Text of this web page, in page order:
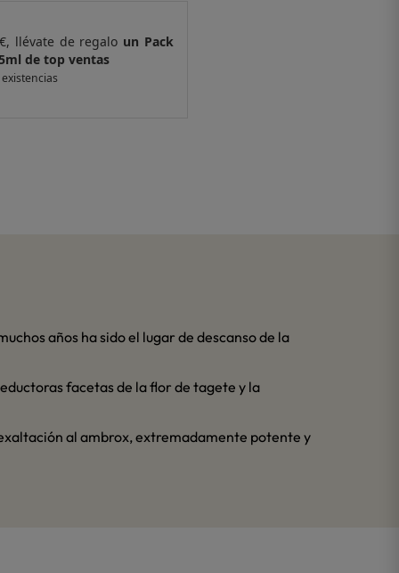
llévate de regalo un Pack
de top ventas
años ha sido el lugar de descanso de la
facetas de la flor de tagete y la
al ambrox, extremadamente potente y